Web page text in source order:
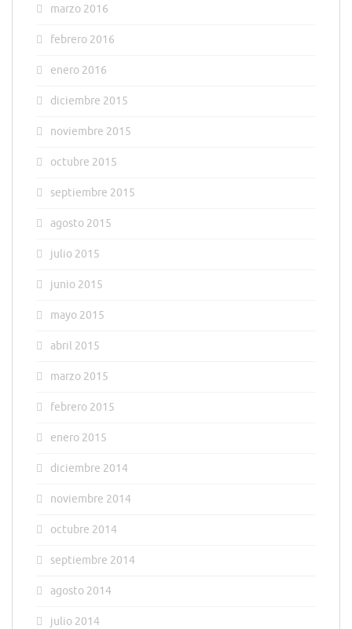
marzo 2016
febrero 2016
enero 2016
diciembre 2015
noviembre 2015
octubre 2015
septiembre 2015
agosto 2015
julio 2015
junio 2015
mayo 2015
abril 2015
marzo 2015
febrero 2015
enero 2015
diciembre 2014
noviembre 2014
octubre 2014
septiembre 2014
agosto 2014
julio 2014